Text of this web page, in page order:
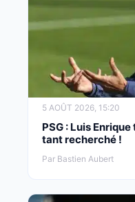
5 AOÛT 2026, 15:20
PSG : Luis
tant recherché !
Par Bastien Aubert